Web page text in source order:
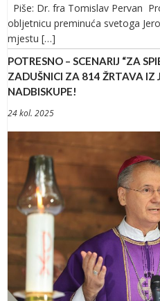
Piše: Dr. fra Tomislav Pervan
obljetnicu preminuća svetoga
mjestu […]
POTRESNO – SCENARIJ “ZA
ZADUŠNICI ZA 814 ŽRTAVA
NADBISKUPE!
24 kol. 2025